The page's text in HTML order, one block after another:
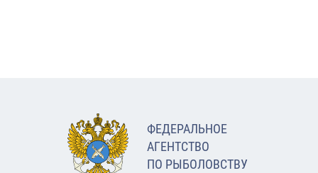
ФЕДЕРАЛЬНОЕ
АГЕНТСТВО
ПО РЫБОЛОВСТВУ